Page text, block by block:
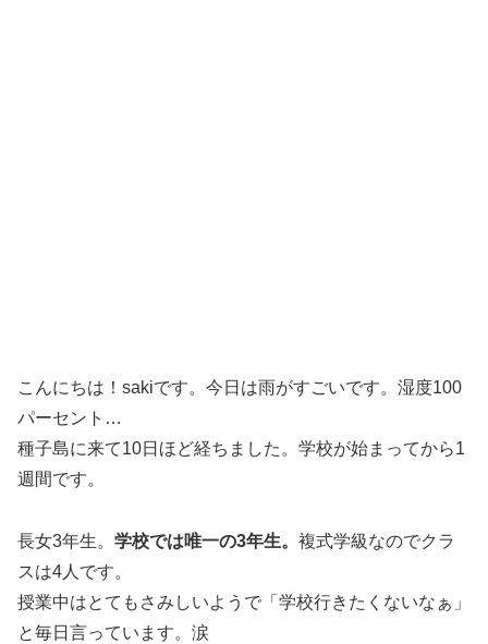
こんにちは！sakiです。今日は雨がすごいです。湿度100
パーセント…
種子島に来て10日ほど経ちました。学校が始まってから1
週間です。
長女3年生。 学校では唯一の3年生。 複式学級なのでクラ
スは4人です。
授業中はとてもさみしいようで「学校行きたくないなぁ」
と毎日言っています。涙